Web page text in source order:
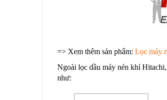
=> Xem thêm sản phẩm: Lọc máy
Ngoài lọc dầu máy nén khí
như: